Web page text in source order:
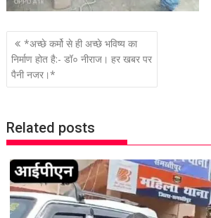
P
o
s
n
a
g
a
*अच्छे कर्मो से ही अच्छे भविष्य का
निर्माण होत है:- डॉ० नीराज। हर खबर पर
पैनी नजर।*
Related posts